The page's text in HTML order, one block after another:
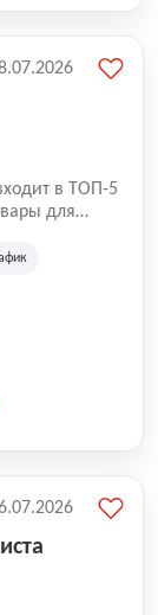
в ТОП-5
для
а также
и